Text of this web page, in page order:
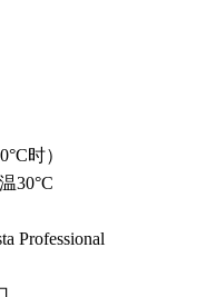
°C时）
30°C
Professional